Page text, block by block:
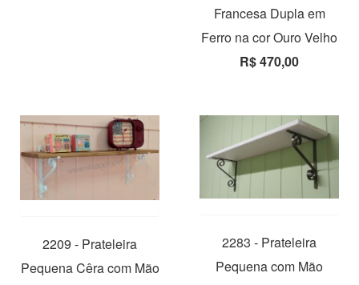
Francesa Dupla em
Ferro na cor Ouro Velho
R$ 470,00
2209 - Prateleira
Pequena Cêra com Mão
2283 - Prateleira
Pequena com Mão